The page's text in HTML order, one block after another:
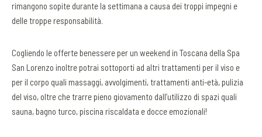
rimangono sopite durante la settimana a causa dei troppi impegni e
delle troppe responsabilità.
Cogliendo le offerte benessere per un weekend in Toscana della Spa
San Lorenzo inoltre potrai sottoporti ad altri trattamenti per il viso e
per il corpo quali massaggi, avvolgimenti, trattamenti anti-età, pulizia
del viso, oltre che trarre pieno giovamento dall’utilizzo di spazi quali
sauna, bagno turco, piscina riscaldata e docce emozionali!